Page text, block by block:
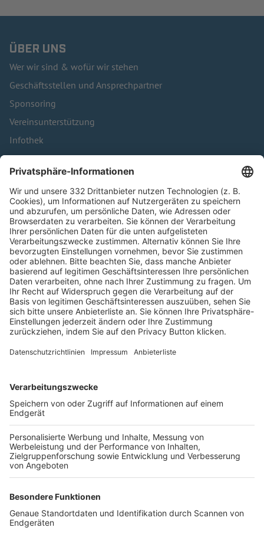
ÜBER UNS
Wer wir sind & wofür wir stehen
Geschäftsstellen und Ansprechpartner
Sponsoring
Vereinsunterstützung
Infothek
Kontakt
HÄUFIG BESUCHTE SEITEN
Pässe und Vereinswechsel
Trainerausbildung
Schulungsangebot Vereinsmitarbeiter
BFV-Geschäftsstellen
Trainerbörse
Login SpielPlus
FOLGE DEM BFV
TOP-VEREINE
TOP-PARTNER